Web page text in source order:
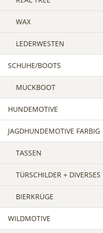
WAX
LEDERWESTEN
SCHUHE/BOOTS
MUCKBOOT
HUNDEMOTIVE
JAGDHUNDEMOTIVE FARBIG
TASSEN
TÜRSCHILDER + DIVERSES
BIERKRÜGE
WILDMOTIVE